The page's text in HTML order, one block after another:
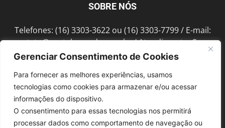
Gerenciar Consentimento de Cookies
Para fornecer as melhores experiências, usamos
tecnologias como cookies para armazenar e/ou acessar
informações do dispositivo.
O consentimento para essas tecnologias nos permitirá
processar dados como comportamento de navegação ou
SOBRE NÓS
Telefones: (16) 3303-3622 ou (16) 3303-7799 / E-mail:
contato@portalmorada.com.br/ Atendimento: Seg a
Sex das 8h às 18h / Endereço: Av. Bento de Abreu, 889
SIGA-NOS